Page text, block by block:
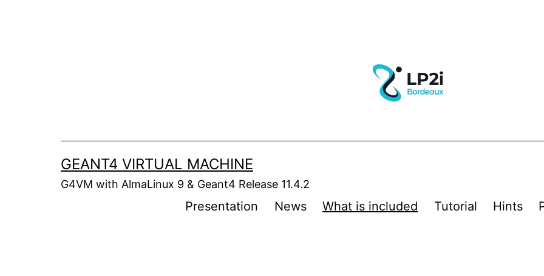
GEANT4 VIRTUAL MACHINE
G4VM with AlmaLinux 9 & Geant4 Release 11.4.2
Presentation News What is included Tutorial Hints